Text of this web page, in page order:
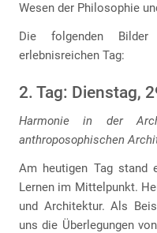
Wesen der Philosophie
Die folgenden
erlebnisreichen Tag:
2. Tag: Dienstag,
Harmonie in der
anthroposophischen
Am heutigen Tag stand
Lernen im Mittelpunkt.
und Architektur. Als
uns die Überlegungen